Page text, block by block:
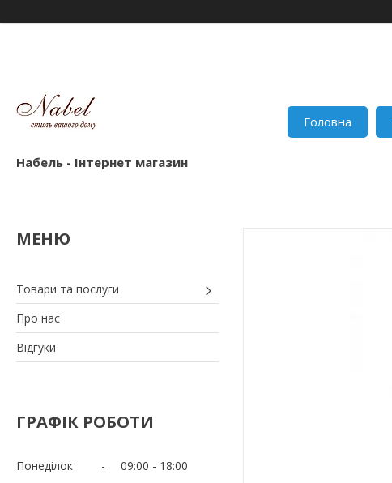
Набель - Інтернет магазин
Головна
Товари та послуги
Про нас
Відгуки
ГРАФІК РОБОТИ
Понеділок 09:00
18:00